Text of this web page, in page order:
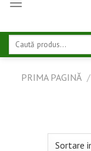
Caută
după:
PRIMA PAGINĂ /